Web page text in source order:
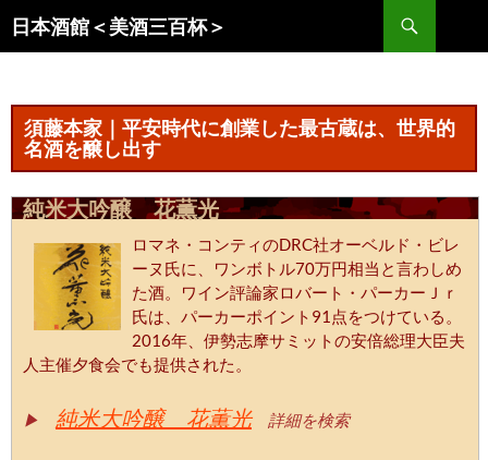
ン
ス
キ
ッ
日本酒館＜美酒三百杯＞
索
須藤本家｜平安時代に創業した最古蔵は、世界的
名酒を醸し出す
純米大吟醸 花薫光
ロマネ・コンティのDRC社オーベルド・ビレ
ーヌ氏に、ワンボトル70万円相当と言わしめ
た酒。ワイン評論家ロバート・パーカーＪｒ
氏は、パーカーポイント91点をつけている。
2016年、伊勢志摩サミットの安倍総理大臣夫
人主催夕食会でも提供された。
▶ 純米大吟醸 花薫光詳細を検索